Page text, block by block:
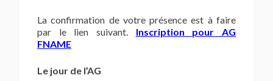
La confirmation de votre présence est à faire
par le lien suivant. Inscription pour AG
FNAME
Le jour de l’AG